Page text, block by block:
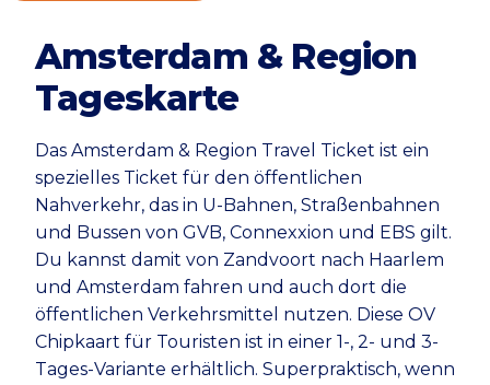
Amsterdam & Region
Tageskarte
Das Amsterdam & Region Travel Ticket ist ein
spezielles Ticket für den öffentlichen
Nahverkehr, das in U-Bahnen, Straßenbahnen
und Bussen von GVB, Connexxion und EBS gilt.
Du kannst damit von Zandvoort nach Haarlem
und Amsterdam fahren und auch dort die
öffentlichen Verkehrsmittel nutzen. Diese OV
Chipkaart für Touristen ist in einer 1-, 2- und 3-
Tages-Variante erhältlich. Superpraktisch, wenn